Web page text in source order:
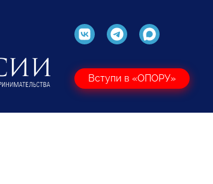
Вступи в «ОПОРУ»